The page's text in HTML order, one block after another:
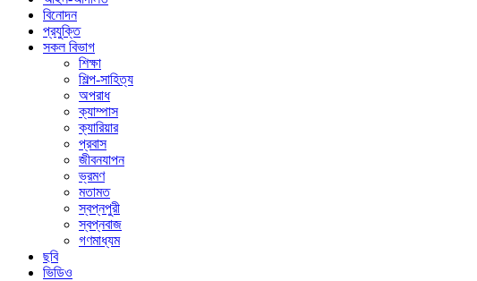
বিনোদন
প্রযুক্তি
সকল বিভাগ
শিক্ষা
শিল্প-সাহিত্য
অপরাধ
ক্যাম্পাস
ক্যারিয়ার
প্রবাস
জীবনযাপন
ভ্রমণ
মতামত
স্বপ্নপুরী
স্বপ্নবাজ
গণমাধ্যম
ছবি
ভিডিও